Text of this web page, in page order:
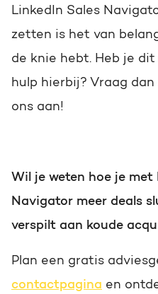
LinkedIn Sales
zetten is het van
de knie hebt. Heb je
hulp hierbij? Vraag
ons aan!
Wil je weten hoe je met
Navigator meer deals
verspilt aan koude
Plan een gratis
contactpagina en